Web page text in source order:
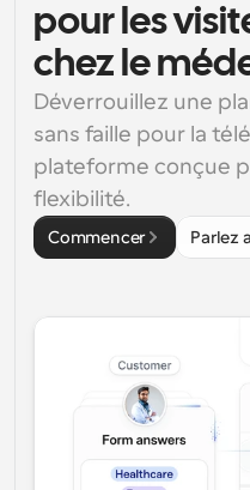
pour les
chez le
Déverrouillez une
sans faille pour la
plateforme conçue
flexibilité.
Commencer Parlez